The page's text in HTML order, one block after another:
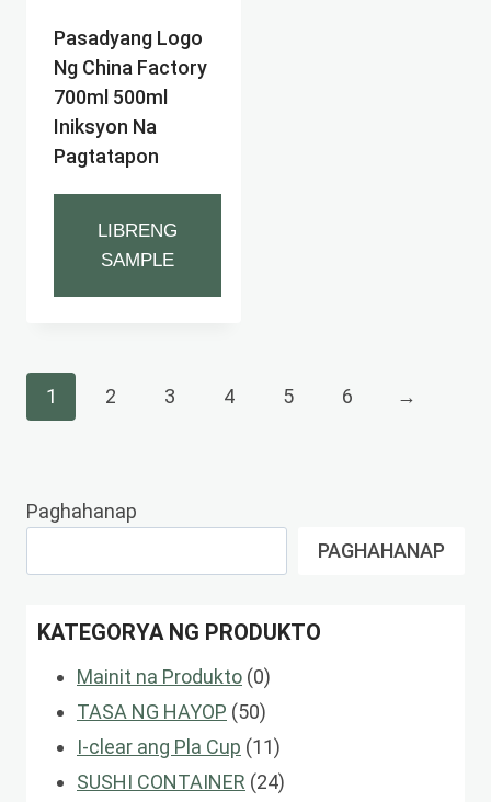
Pasadyang Logo
Ng China Factory
700ml 500ml
Iniksyon Na
Pagtatapon
LIBRENG
SAMPLE
1 2 3 4 5 6 →
Paghahanap
PAGHAHANAP
KATEGORYA NG PRODUKTO
Mainit na Produkto 00
Mga
Produkto
TASA NG HAYOP 5050
Mga
Produkto
I-clear ang Pla Cup 1111
Mga
SUSHI CONTAINER 2424